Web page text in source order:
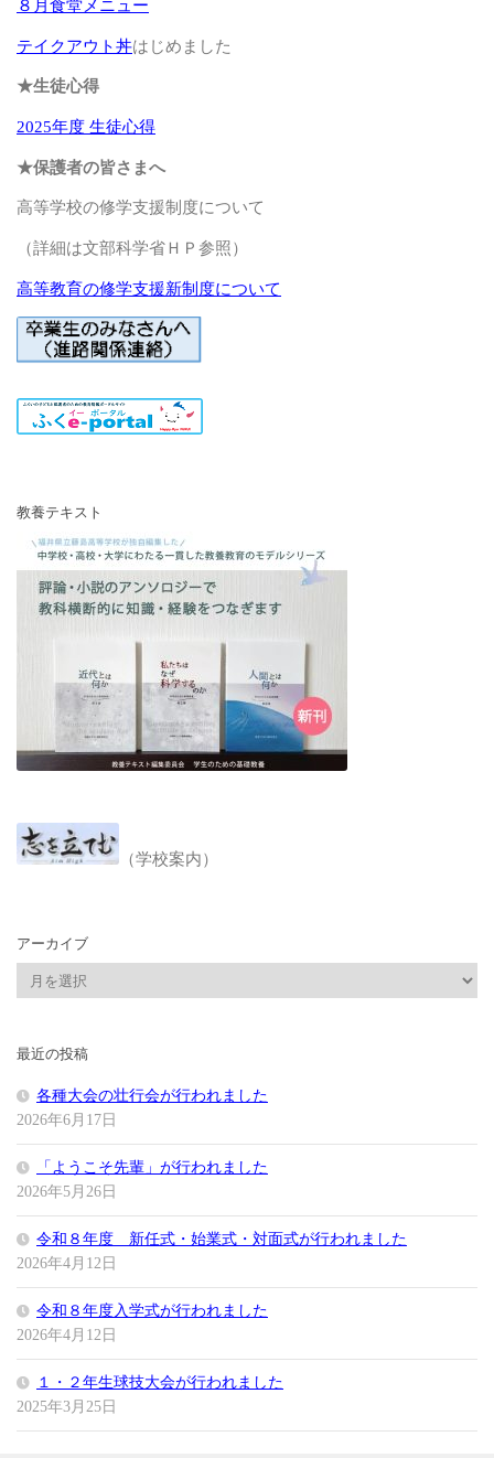
８月食堂メニュー
テイクアウト丼はじめました
★生徒心得
2025年度 生徒心得
★保護者の皆さまへ
高等学校の修学支援制度について
（詳細は文部科学省ＨＰ参照）
高等教育の修学支援新制度について
教養テキスト
（学校案内）
アーカイブ
ー
イ
最近の投稿
各種大会の壮行会が行われました
2026年6月17日
「ようこそ先輩」が行われました
2026年5月26日
令和８年度 新任式・始業式・対面式が行われました
2026年4月12日
令和８年度入学式が行われました
2026年4月12日
１・２年生球技大会が行われました
2025年3月25日